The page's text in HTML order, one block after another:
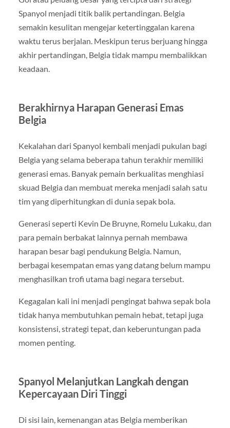
Spanyol menjadi titik balik pertandingan. Belgia
semakin kesulitan mengejar ketertinggalan karena
waktu terus berjalan. Meskipun terus berjuang hingga
akhir pertandingan, Belgia tidak mampu membalikkan
keadaan.
Berakhirnya Harapan Generasi Emas
Belgia
Kekalahan dari Spanyol kembali menjadi pukulan bagi
Belgia yang selama beberapa tahun terakhir memiliki
generasi emas. Banyak pemain berkualitas menghiasi
skuad Belgia dan membuat mereka menjadi salah satu
tim yang diperhitungkan di dunia sepak bola.
Generasi seperti Kevin De Bruyne, Romelu Lukaku, dan
para pemain berbakat lainnya pernah membawa
harapan besar bagi pendukung Belgia. Namun,
berbagai kesempatan emas yang datang belum mampu
menghasilkan trofi utama bagi negara tersebut.
Kegagalan kali ini menjadi pengingat bahwa sepak bola
tidak hanya membutuhkan pemain hebat, tetapi juga
konsistensi, strategi tepat, dan keberuntungan pada
momen penting.
Spanyol Melanjutkan Langkah dengan
Kepercayaan Diri Tinggi
Di sisi lain, kemenangan atas Belgia memberikan